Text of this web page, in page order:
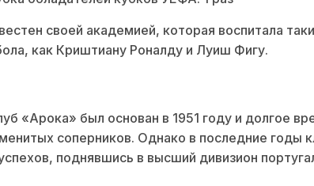
своей академией, которая воспитала
как Криштиану Роналду и Луиш Фигу.
«Арока» был основан в 1951 году и долгое
соперников. Однако в последние годы
поднявшись в высший дивизион